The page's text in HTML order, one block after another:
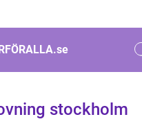
se
stockholm